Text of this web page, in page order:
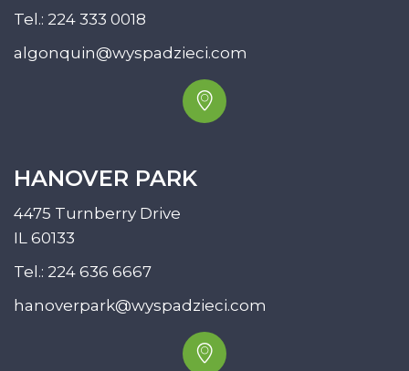
Tel.: 224 333 0018
algonquin@wyspadzieci.com
HANOVER PARK
4475 Turnberry Drive
IL 60133
Tel.: 224 636 6667
hanoverpark@wyspadzieci.com